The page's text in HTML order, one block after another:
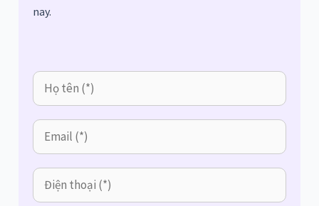
nay.